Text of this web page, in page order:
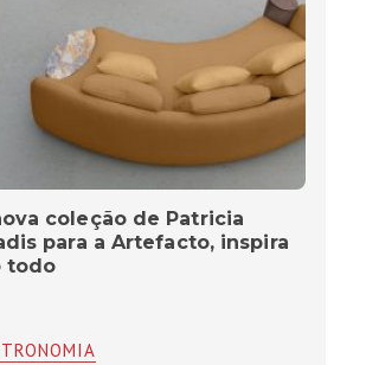
coleção de Patricia
para a Artefacto, inspira
todo